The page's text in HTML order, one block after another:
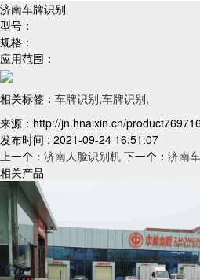
济南车牌识别
型号：
规格：
应用范围：
相关标签： 车牌识别,车牌识别,
来源：http://jn.hnaixin.cn/
发布时间 : 2021-09-24 16:51:07
上一个： 济南人脸识别机 下一个： 济南
相关产品